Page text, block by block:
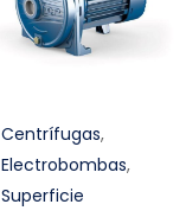
Centrífugas,
Electrobombas,
Superficie